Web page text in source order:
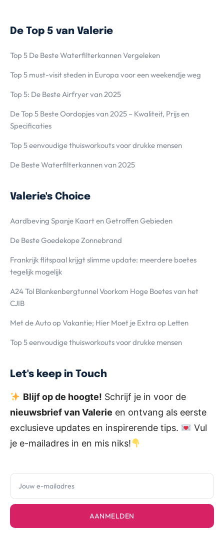
De Top 5 van Valerie
Top 5 De Beste Waterfilterkannen Vergeleken
Top 5 must-visit steden in Europa voor een weekendje weg
Top 5: De Beste Airfryer van 2025
De Top 5 Beste Oordopjes van 2025 – Kwaliteit, Prijs en
Specificaties
Top 5 eenvoudige thuisworkouts voor drukke mensen
De Beste Waterfilterkannen van 2025
Valerie's Choice
Aardbeving Spanje Kaart en Getroffen Gebieden
De Beste Goedekope Zonnebrand
Frankrijk flitspaal krijgt slimme update: meerdere boetes
tegelijk mogelijk
A24 Tol Blankenbergtunnel Voorkom Hoge Boetes van het
CJIB
Met de Auto op Vakantie; Hier Moet je Extra op Letten
Top 5 eenvoudige thuisworkouts voor drukke mensen
Let's keep in Touch
Blijf op de hoogte! Schrijf je in voor de
nieuwsbrief van Valerie en ontvang als eerste
exclusieve updates en inspirerende tips.
Vul
je e-mailadres in en mis niks!
AANMELDEN